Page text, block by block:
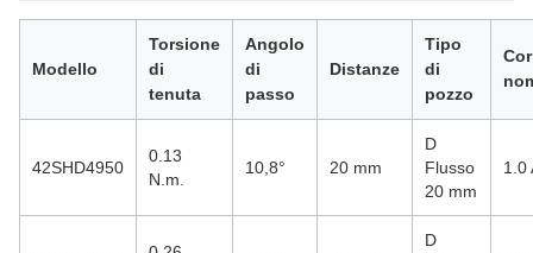
Modello
Torsione
di
tenuta
Angolo
di
passo
Distanze
Tipo
di
pozzo
42SHD4950
0.13
N.m.
10,8° 20 mm
D
Flusso
20 mm
1.0
D